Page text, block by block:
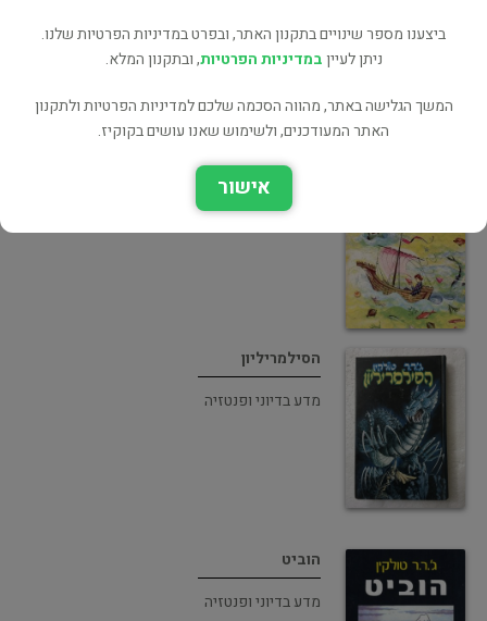
הרפתקאות תום בומבדיל / ועוד חרוזים מן
הספר האדום
מדע בדיוני ופנטזיה
הסילמריליון
מדע בדיוני ופנטזיה
הוביט
מדע בדיוני ופנטזיה
ביצענו מספר שינויים בתקנון האתר, ובפרט במדיניות הפרטיות שלנו.
ניתן לעייןבמדיניות הפרטיות, ובתקנון המלא.
המשך הגלישה באתר, מהווה הסכמה שלכם למדיניות הפרטיות ולתקנון
האתר המעודכנים, ולשימוש שאנו עושים בקוקיז.
אישור